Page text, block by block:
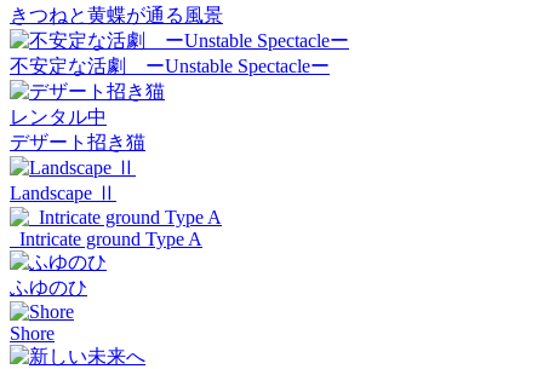
きつねと黄蝶が通る風景
不安定な活劇 ーUnstable Spectacleー
レンタル中
デザート招き猫
Landscape Ⅱ
_Intricate ground Type A
ふゆのひ
Shore